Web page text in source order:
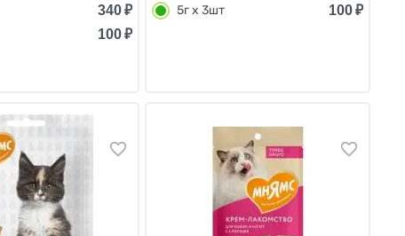
340 ₽
100 ₽
5г х 3шт 100₽